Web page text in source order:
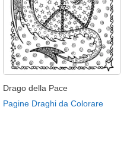
Drago della Pace
Pagine Draghi da Colorare